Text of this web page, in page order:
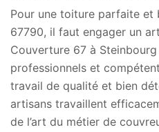
Pour une toiture parfaite et
67790, il faut engager un
Couverture 67 à
professionnels et
travail de qualité et bien
artisans travaillent
de l’art du métier de